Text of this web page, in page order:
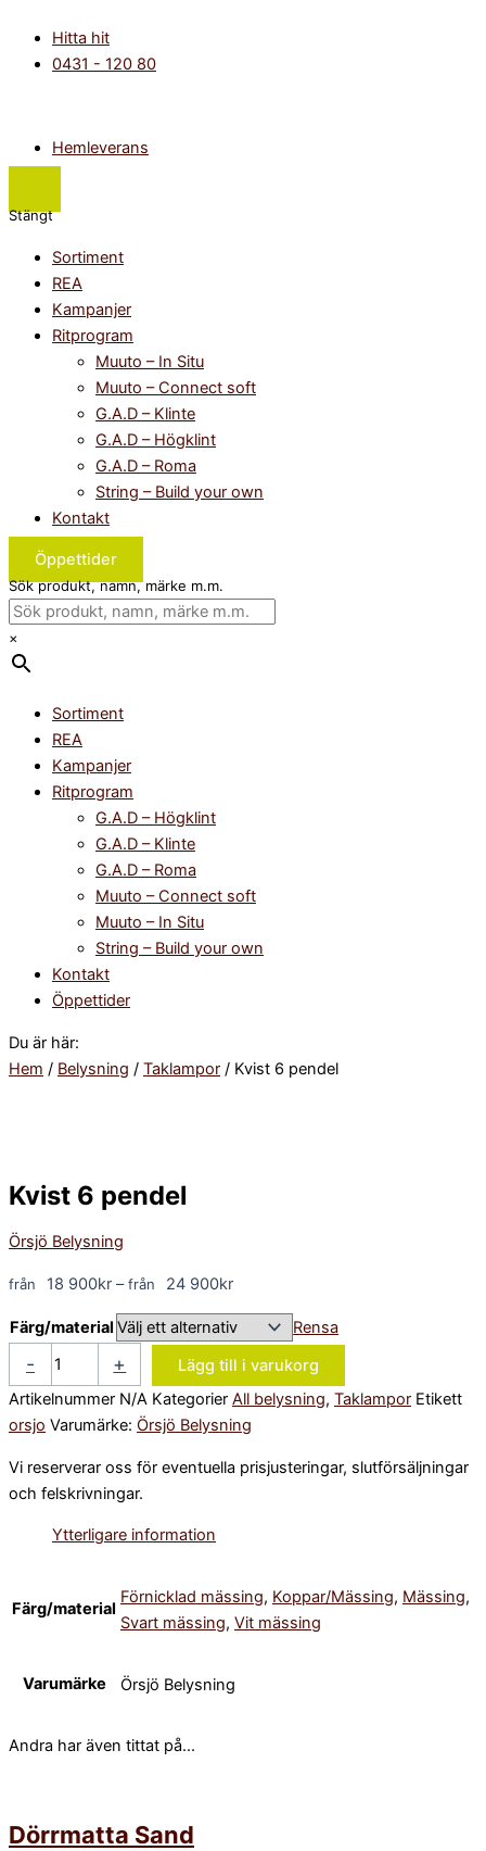
innehåll
Hitta hit
0431 - 120 80
Hemleverans
Stängt
Menu
Sortiment
REA
Kampanjer
Ritprogram
Muuto – In Situ
Muuto – Connect soft
G.A.D – Klinte
G.A.D – Högklint
G.A.D – Roma
String – Build your own
Kontakt
Öppettider
Sök produkt, namn, märke m.m.
×
Menu
Sortiment
REA
Kampanjer
Ritprogram
G.A.D – Högklint
G.A.D – Klinte
G.A.D – Roma
Muuto – Connect soft
Muuto – In Situ
String – Build your own
Kontakt
Öppettider
Du är här:
Hem / Belysning / Taklampor / Kvist 6 pendel
Kvist 6 pendel
Örsjö Belysning
18 900kr – 24 900kr
Färg/material Rensa
-
pendel
+
Lägg till i varukorg
Artikelnummer N/A Kategorier All belysning, Taklampor Etikett
orsjo Varumärke: Örsjö Belysning
Vi reserverar oss för eventuella prisjusteringar, slutförsäljningar
och felskrivningar.
Ytterligare information
Färg/material
Förnicklad mässing, Koppar/Mässing, Mässing,
Svart mässing, Vit mässing
Varumärke Örsjö Belysning
Andra har även tittat på...
Dörrmatta Sand
300kr
600kr
ursprungliga
priset
nuvarande
priset